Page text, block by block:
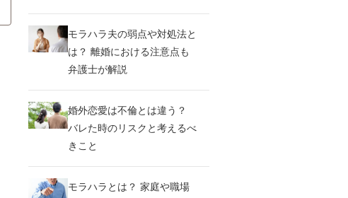
モラハラ夫の弱点や対処法と
は？ 離婚における注意点も
弁護士が解説
婚外恋愛は不倫とは違う？
バレた時のリスクと考えるべ
きこと
モラハラとは？ 家庭や職場